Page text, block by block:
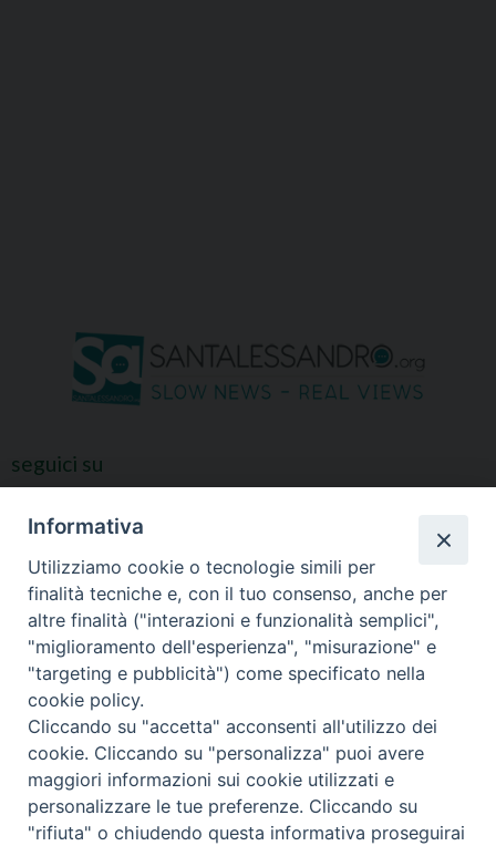
seguici su
Informativa
Utilizziamo cookie o tecnologie simili per
finalità tecniche e, con il tuo consenso, anche per
altre finalità ("interazioni e funzionalità semplici",
"miglioramento dell'esperienza", "misurazione" e
"targeting e pubblicità") come specificato nella
cookie policy.
Cliccando su "accetta" acconsenti all'utilizzo dei
cookie. Cliccando su "personalizza" puoi avere
maggiori informazioni sui cookie utilizzati e
personalizzare le tue preferenze. Cliccando su
"rifiuta" o chiudendo questa informativa proseguirai